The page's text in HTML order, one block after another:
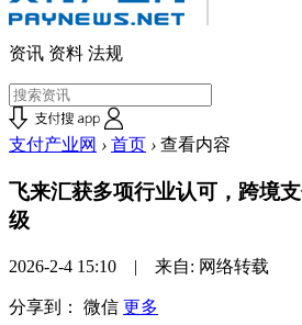
资讯 资料 法规
支付产业网 › 首页 › 查看内容
飞来汇获多项行业认可，跨境
级
2026-2-4 15:10 | 来自: 网络转载
分享到： 微信 更多